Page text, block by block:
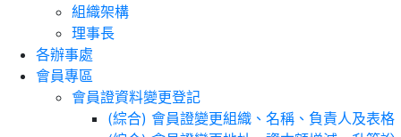
組織架構
理事長
各辦事處
會員專區
會員證資料變更登記
(綜合) 會員證變更組織、名稱、負責人及表格